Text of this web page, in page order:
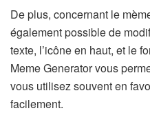
De plus, concernant le
également possible de
texte, l’icône en haut, et le
Meme Generator vous
vous utilisez souvent en
facilement.